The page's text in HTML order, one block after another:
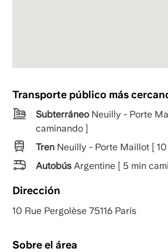
Transporte público más
SubterráneoNeuilly - Porte
caminando ]
TrenNeuilly - Porte Maillot [ 10
AutobúsArgentine [ 5 min
Dirección
10 Rue Pergolèse 75116 París
Sobre el área